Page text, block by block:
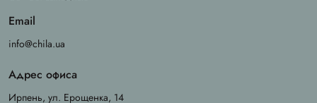
Email
info@chila.ua
Адрес офиса
Ирпень, ул. Ерощенка, 14